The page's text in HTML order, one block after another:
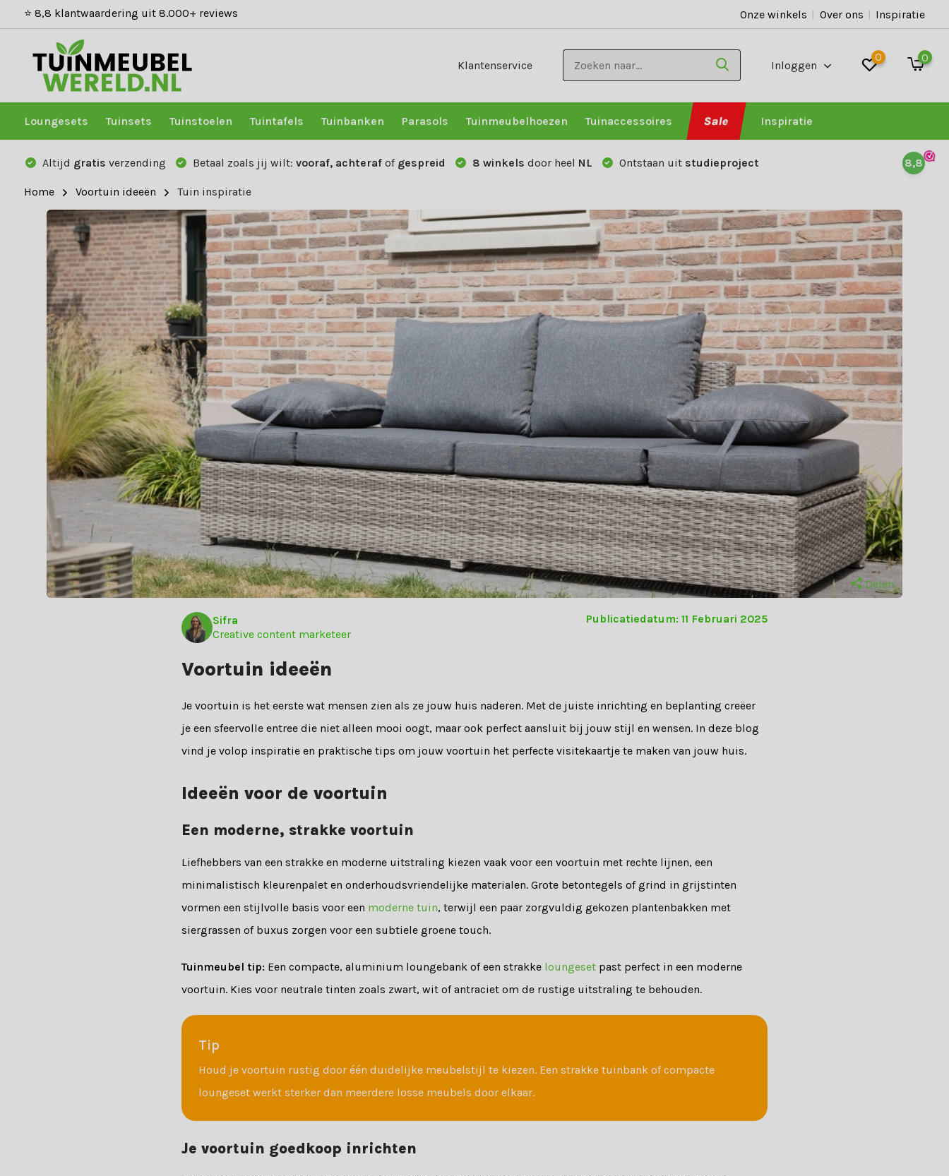
⭐ 8,8 klantwaardering uit 8.000+ reviews Onze winkels | Over ons | Inspiratie
Klantenservice Inloggen
0 0
Loungesets Tuinsets Tuinstoelen Tuintafels Tuinbanken Parasols Tuinmeubelhoezen Tuinaccessoires Sale Inspiratie
Altijd gratis verzending Betaal zoals jij wilt: vooraf, achteraf of gespreid 8 winkels door heel NL Ontstaan uit studieproject 8,8
Home Voortuin ideeën Tuin inspiratie
Delen
Sifra
Creative content marketeer
Publicatiedatum: 11 Februari 2025
Voortuin ideeën
Je voortuin is het eerste wat mensen zien als ze jouw huis naderen. Met de juiste inrichting en beplanting creëer
je een sfeervolle entree die niet alleen mooi oogt, maar ook perfect aansluit bij jouw stijl en wensen. In deze blog
vind je volop inspiratie en praktische tips om jouw voortuin het perfecte visitekaartje te maken van jouw huis.
Ideeën voor de voortuin
Een moderne, strakke voortuin
Liefhebbers van een strakke en moderne uitstraling kiezen vaak voor een voortuin met rechte lijnen, een
minimalistisch kleurenpalet en onderhoudsvriendelijke materialen. Grote betontegels of grind in grijstinten
vormen een stijlvolle basis voor een moderne tuin, terwijl een paar zorgvuldig gekozen plantenbakken met
siergrassen of buxus zorgen voor een subtiele groene touch.
Tuinmeubel tip: Een compacte, aluminium loungebank of een strakke loungeset past perfect in een moderne
voortuin. Kies voor neutrale tinten zoals zwart, wit of antraciet om de rustige uitstraling te behouden.
Tip
Houd je voortuin rustig door één duidelijke meubelstijl te kiezen. Een strakke tuinbank of compacte
loungeset werkt sterker dan meerdere losse meubels door elkaar.
Je voortuin goedkoop inrichten